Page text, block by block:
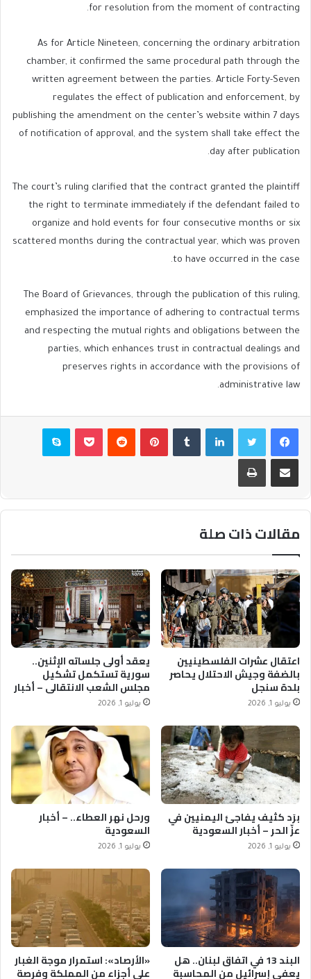
for resolution from the moment of contracting.
As for Article Nineteen, concerning the ordinary arbitration
chamber, it confirmed the same procedural path through the
written agreement between the parties. Article Forty-Seven
regulates the effect of publication and enforcement, by
publishing the amendment on the center’s website within 7 days
of notification of approval, and the system shall take effect the
day after publication.
The court’s ruling clarified that the contract granted the plaintiff
the right to terminate immediately if the defendant failed to
organize and hold events for four consecutive months or six
scattered months during the contractual year, which was proven
to have occurred in the case.
The Board of Grievances, through the publication of this ruling,
emphasized the importance of adhering to contractual terms
and respecting the mutual rights and obligations between the
parties, which enhances trust in contractual dealings and
preserves rights in accordance with the provisions of
administrative law.
فيسبوكتويتر لينكدإن بينتيريست بوكيت سكايب
مشاركة عبر البريد طباعة
مقالات ذات صلة
اعتقال عشرات الفلسطينيين
بالضفة وجيش الاحتلال يحاصر
بلدة سنجل
يوليو 1, 2026
يعقد أولى جلساته الإثنين..
سورية تستكمل تشكيل
مجلس الشعب الانتقالي – أخبار
السعودية
يوليو 1, 2026
برَد كثيف يفاجئ اليمنيين في
عزّ الحر – أخبار السعودية
يوليو 1, 2026
ورحل نهر العطاء.. – أخبار
السعودية
يوليو 1, 2026
البند 13 في اتفاق لبنان.. هل
يعفي إسرائيل من المحاسبة
«الأرصاد»: استمرار موجة الغبار
على أجزاء من المملكة وفرصة